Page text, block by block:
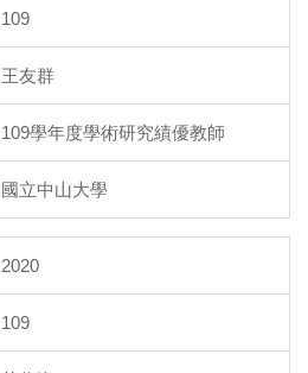
109
王友群
109學年度學術研究績優教師
國立中山大學
2020
109